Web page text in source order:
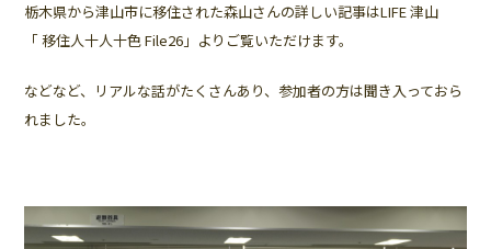
栃木県から津山市に移住された森山さんの詳しい記事はLIFE 津山
「移住人十人十色 File26 」よりご覧いただけます。
などなど、リアルな話がたくさんあり、参加者の方は聞き入っておら
れました。